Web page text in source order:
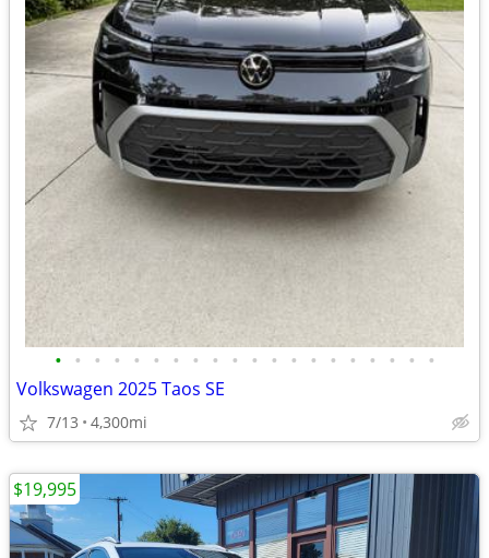
• • • • • • • • • • • • • • • • • • • •
Volkswagen 2025 Taos SE
7/13 4,300mi
$19,995